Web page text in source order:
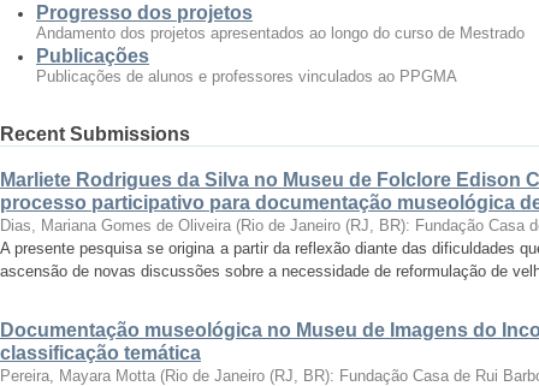
Progresso dos projetos
Andamento dos projetos apresentados ao longo do curso de Mestrado
Publicações
Publicações de alunos e professores vinculados ao PPGMA
Recent Submissions
Marliete Rodrigues da Silva no Museu de Folclore Edison
processo participativo para documentação museológica
Dias, Mariana Gomes de Oliveira (Rio de Janeiro (RJ, BR): Fundação Casa
A presente pesquisa se origina a partir da reflexão diante das dificuldades
ascensão de novas discussões sobre a necessidade de reformulação de
Documentação museológica no Museu de Imagens do
classificação temática
Pereira, Mayara Motta (Rio de Janeiro (RJ, BR): Fundação Casa de Rui